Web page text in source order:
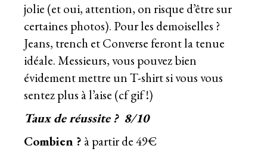
jolie (et oui, attention, on risque d’être sur
certaines photos). Pour les demoiselles ?
Jeans, trench et Converse feront la tenue
idéale. Messieurs, vous pouvez bien
évidement mettre un T-shirt si vous vous
sentez plus à l’aise (cf gif !)
Taux de réussite ? 8/10
Combien ? à partir de 49€